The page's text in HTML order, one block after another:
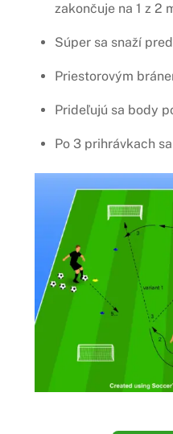
zakončuje na 1 z 2
Súper sa snaží
Priestorovým
Prideľujú sa body
Po 3 prihrávkach